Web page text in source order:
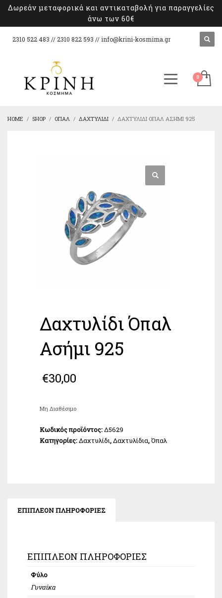
Δωρεάν μεταφορικά και αντικαταβολή για παραγγελίες
άνω των 60€
2310 522 483 // 2310 822 593 // info@krini-kosmima.gr
HOME SHOP ΌΠΑΛ ΔΑΧΤΥΛΊΔΙ ΔΑΧΤΥΛΊΔΙ ΌΠΑΛ ΑΣΉΜΙ 925
Δαχτυλίδι Όπαλ
Ασήμι 925
€30,00
Μη Διαθέσιμο
Κωδικός προϊόντος:Δ5629
Κατηγορίες:Δαχτυλίδι,Δαχτυλίδια,Όπαλ
ΕΠΙΠΛΈΟΝ ΠΛΗΡΟΦΟΡΊΕΣ
ΕΠΙΠΛΈΟΝ ΠΛΗΡΟΦΟΡΊΕΣ
Φύλο
Γυναίκα